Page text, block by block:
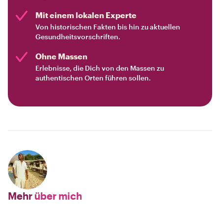
Mit einem lokalen Experte
Von historischen Fakten bis hin zu aktuellen
Gesundheitsvorschriften.
Ohne Massen
Erlebnisse, die Dich von den Massen zu
authentischen Orten führen sollen.
Mehr über mich